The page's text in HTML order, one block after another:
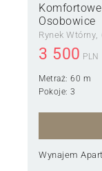
Osobowice
Rynek Wtórny
3 500 PLN
Metraż: 60 m
Pokoje: 3
Wynajem